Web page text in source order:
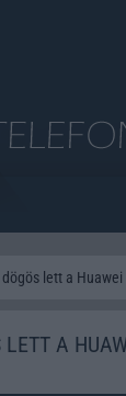
lett a
LETT A